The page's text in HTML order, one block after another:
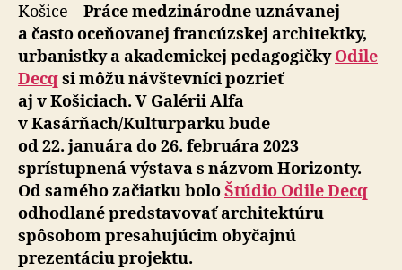
Košice –Práce medzinárodne uznávanej
a často oceňovanej francúzskej architektky,
urbanistky a akademickej pedagogičkyOdile
Decqsi môžu návštevníci pozrieť
aj v Košiciach. V Galérii Alfa
v Kasárňach/Kulturparku bude
od 22. januára do 26. februára 2023
sprístupnená výstava s názvom Horizonty.
Od samého začiatku boloŠtúdio Odile Decq
odhodlané predstavovať architektúru
spôsobom presahujúcim obyčajnú
prezentáciu projektu.